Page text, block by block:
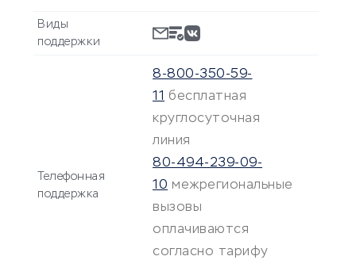
Виды
поддержки
Телефонная
поддержка
8-800-350-59-
11 бесплатная
круглосуточная
линия
80-494-239-09-
10 межрегиональные
вызовы
оплачиваются
согласно тарифу